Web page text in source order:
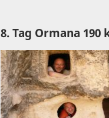
8. Tag Ormana 190